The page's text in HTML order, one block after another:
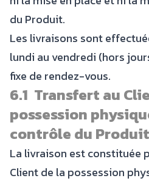
du Produit.
Les livraisons sont
lundi au vendredi (hors
fixe de rendez-vous.
6.1 Transfert au
possession
contrôle du
La livraison est constituée
Client de la possession